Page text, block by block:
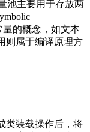
池主要用于存放两
量的概念，如文本
则属于编译原理方
类装载操作后，将